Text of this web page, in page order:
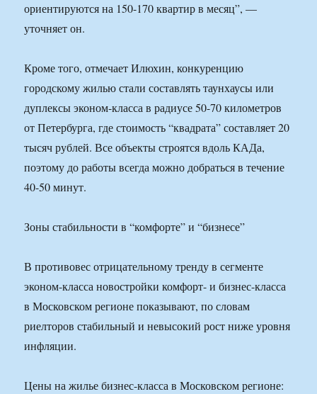
ориентируются на 150-170 квартир в месяц”, —
уточняет он.
Кроме того, отмечает Илюхин, конкуренцию
городскому жилью стали составлять таунхаусы или
дуплексы эконом-класса в радиусе 50-70 километров
от Петербурга, где стоимость “квадрата” составляет 20
тысяч рублей. Все объекты строятся вдоль КАДа,
поэтому до работы всегда можно добраться в течение
40-50 минут.
Зоны стабильности в “комфорте” и “бизнесе”
В противовес отрицательному тренду в сегменте
эконом-класса новостройки комфорт- и бизнес-класса
в Московском регионе показывают, по словам
риелторов стабильный и невысокий рост ниже уровня
инфляции.
Цены на жилье бизнес-класса в Московском регионе: